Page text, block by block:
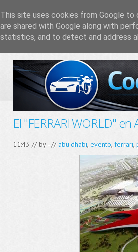
El "FERRARI WORLD" en
11:43 // by- // abu dhabi, evento, ferrari,
This site uses cookies from Google to
are shared with Google along with
statistics, and to detect and address